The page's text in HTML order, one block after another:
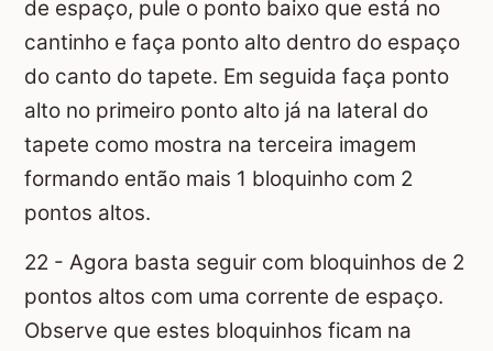
de espaço, pule o ponto baixo que está no
cantinho e faça ponto alto dentro do espaço
do canto do tapete. Em seguida faça ponto
alto no primeiro ponto alto já na lateral do
tapete como mostra na terceira imagem
formando então mais 1 bloquinho com 2
pontos altos.
22 - Agora basta seguir com bloquinhos de 2
pontos altos com uma corrente de espaço.
Observe que estes bloquinhos ficam na